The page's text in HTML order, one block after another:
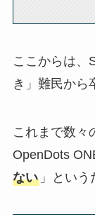
ここからは、
き」難民から
これまで数々
OpenDots
ない」という